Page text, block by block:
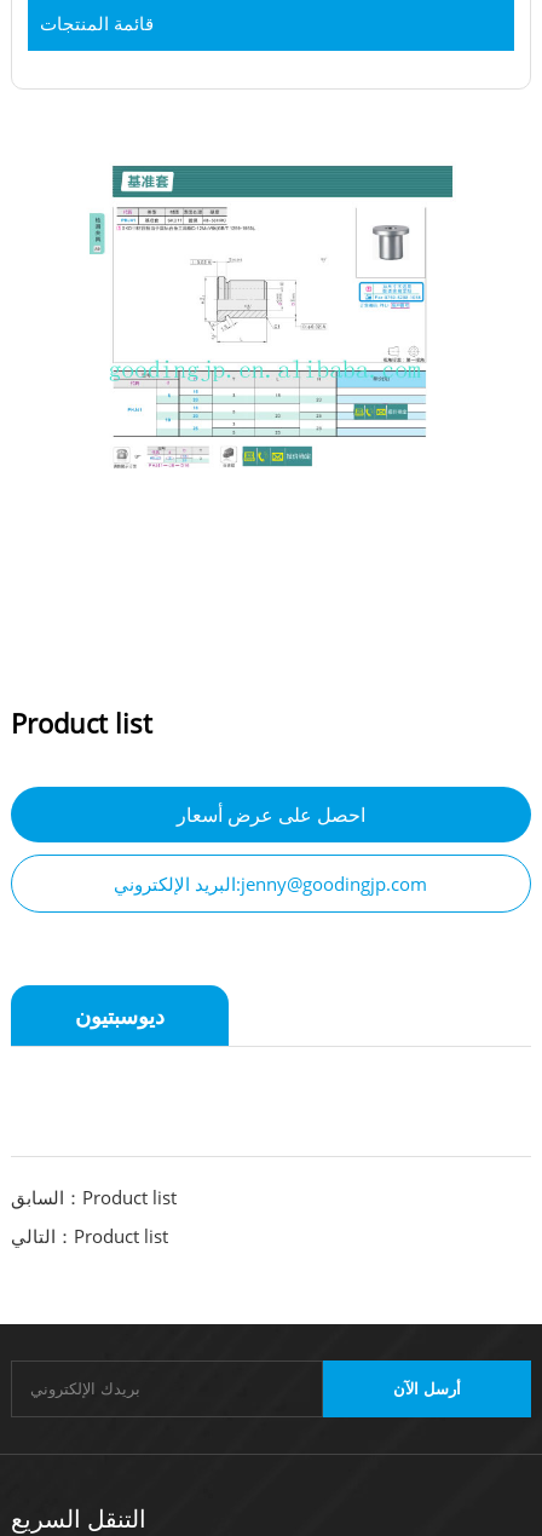
قائمة المنتجات
Product list
احصل على عرض أسعار
البريد الإلكتروني:jenny@goodingjp.com
ديوسبتيون
السابق：Product list
التالي：Product list
أرسل الآن
التنقل السريع